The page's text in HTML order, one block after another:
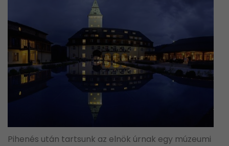
Pihenés után tartsunk az elnök úrnak egy múzeumi